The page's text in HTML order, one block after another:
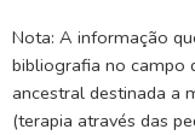
Nota: A informação
bibliografia no campo
ancestral destinada a
(terapia através das